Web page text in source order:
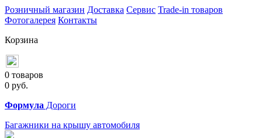
Розничный магазин Доставка Сервис Trade-in товаров
Фотогалерея Контакты
Корзина
0 товаров
0 руб.
Формула Дороги
Багажники на крышу автомобиля